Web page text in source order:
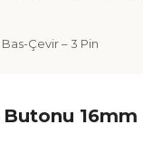
Çevir – 3 Pin
16mm